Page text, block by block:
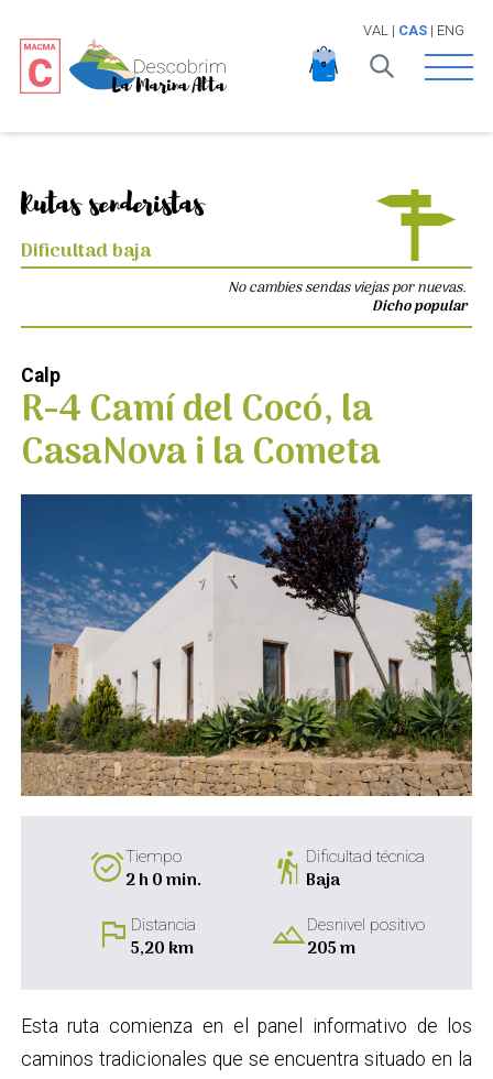
VAL | CAS| ENG
Open
Rutas senderistas
Dificultad baja
No cambies sendas viejas por nuevas.
Dicho popular
Calp
R-4 Camí del Cocó, la
CasaNova i la Cometa
alarm_onTiempo
2 h 0 min. hikingDificultad técnica
Baja
flagDistancia
5,20 km landscapeDesnivel positivo
205 m
Esta ruta comienza en el panel informativo de los
caminos tradicionales que se encuentra situado en la